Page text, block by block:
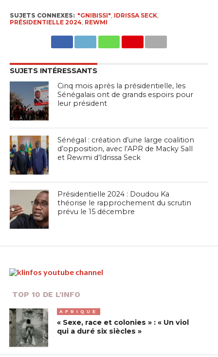
SUJETS CONNEXES: "GNIBISSI" IDRISSA SECK,
PRÉSIDENTIELLE 2024 REWMI
SUJETS INTÉRESSANTS
Cinq mois après la présidentielle, les
Sénégalais ont de grands espoirs pour
leur président
Sénégal : création d’une large coalition
d’opposition, avec l’APR de Macky Sall
et Rewmi d’Idrissa Seck
Présidentielle 2024 : Doudou Ka
théorise le rapprochement du scrutin
prévu le 15 décembre
TOP 10 DE L'INFO
AFRIQUE
« Sexe, race et colonies » : « Un viol
qui a duré six siècles »